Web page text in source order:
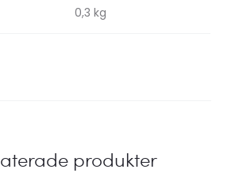
0,3 kg
produkter